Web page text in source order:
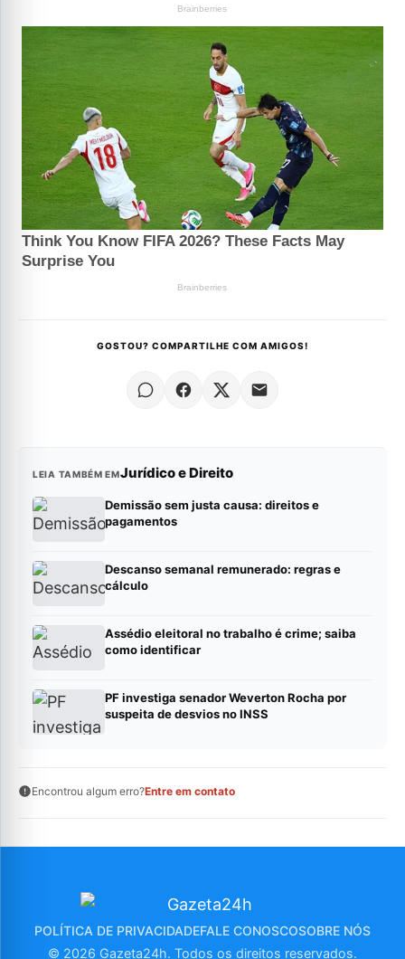
GOSTOU? COMPARTILHE COM AMIGOS!
LEIA TAMBÉM EMJurídico e Direito
Demissão sem justa causa: direitos e
pagamentos
Descanso semanal remunerado: regras e
cálculo
Assédio eleitoral no trabalho é crime; saiba
como identificar
PF investiga senador Weverton Rocha por
suspeita de desvios no INSS
Encontrou algum erro?Entre em contato
POLÍTICA DE PRIVACIDADEFALE CONOSCOSOBRE NÓS
© 2026 Gazeta24h. Todos os direitos reservados.